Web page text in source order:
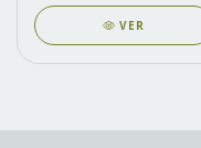
VER